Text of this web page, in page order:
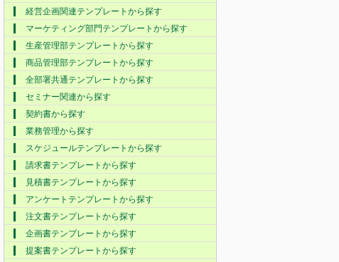
経営企画関連テンプレートから探す
マーケティング部門テンプレートから探す
生産管理部テンプレートから探す
商品管理部テンプレートから探す
全部署共通テンプレートから探す
セミナー関連から探す
契約書から探す
業務管理から探す
スケジュールテンプレートから探す
請求書テンプレートから探す
見積書テンプレートから探す
アンケートテンプレートから探す
注文書テンプレートから探す
企画書テンプレートから探す
提案書テンプレートから探す